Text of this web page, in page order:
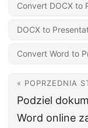
Convert DOCX to
DOCX to
Convert Word to
« POPRZEDNIA
Podziel
Word online